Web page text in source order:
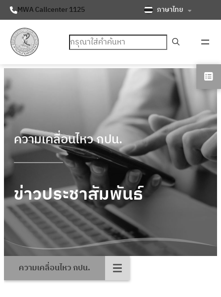
MWA Callcenter 1125 ภาษาไทย
ค้นหา
ความเคลื่อนไหว กปน.
ข่าวประชาสัมพันธ์
ความเคลื่อนไหว กปน.